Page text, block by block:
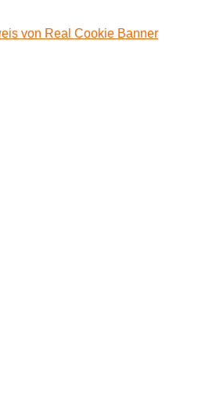
von Real Cookie Banner